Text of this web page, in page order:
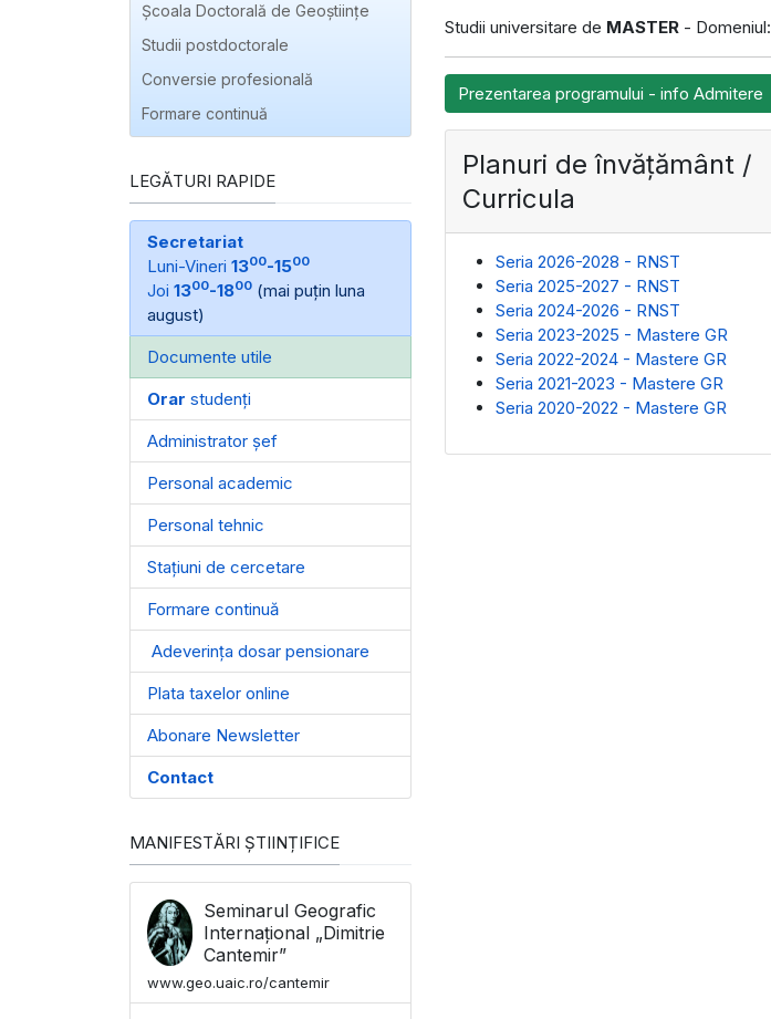
Studii universitare de MASTER - Domeniul:
Prezentarea programului - info Admitere
Planuri de învățământ /
Curricula
Seria 2026-2028 - RNST
Seria 2025-2027 - RNST
Seria 2024-2026 - RNST
Seria 2023-2025 - Mastere GR
Seria 2022-2024 - Mastere GR
Seria 2021-2023 - Mastere GR
Seria 2020-2022 - Mastere GR
Școala Doctorală de Geoștiințe
Studii postdoctorale
Conversie profesională
Formare continuă
LEGĂTURI RAPIDE
Secretariat
Luni-Vineri 1300-1500
Joi 1300-1800 (mai puțin luna
august)
Documente utile
Orar studenți
Administrator șef
Personal academic
Personal tehnic
Stațiuni de cercetare
Formare continuă
Adeverința dosar pensionare
Plata taxelor online
Abonare Newsletter
Contact
MANIFESTĂRI ȘTIINȚIFICE
Seminarul Geografic
Internațional „Dimitrie
Cantemir”
www.geo.uaic.ro/cantemir